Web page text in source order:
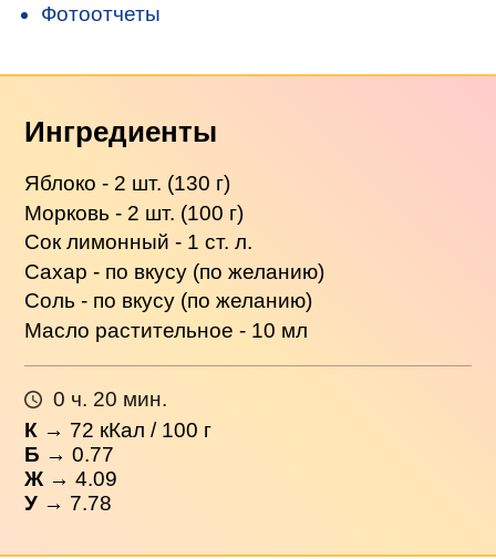
Фотоотчеты
Ингредиенты
Яблоко - 2 шт. (130 г)
Морковь - 2 шт. (100 г)
Сок лимонный - 1 ст. л.
Сахар - по вкусу (по желанию)
Соль - по вкусу (по желанию)
Масло растительное - 10 мл
0 ч. 20 мин.
К → 72 кКал / 100 г
Б → 0.77
Ж → 4.09
У → 7.78